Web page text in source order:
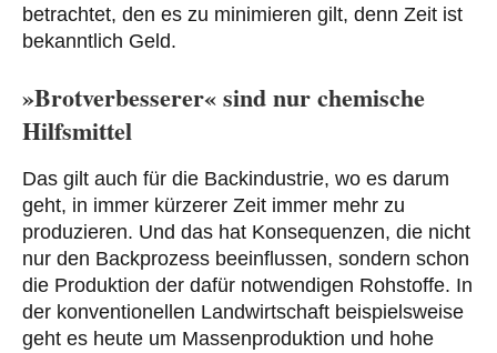
betrachtet, den es zu minimieren gilt, denn Zeit ist
bekanntlich Geld.
»Brotverbesserer« sind nur chemische
Hilfsmittel
Das gilt auch für die Backindustrie, wo es darum
geht, in immer kürzerer Zeit immer mehr zu
produzieren. Und das hat Konsequenzen, die nicht
nur den Backprozess beeinflussen, sondern schon
die Produktion der dafür notwendigen Rohstoffe. In
der konventionellen Landwirtschaft beispielsweise
geht es heute um Massenproduktion und hohe